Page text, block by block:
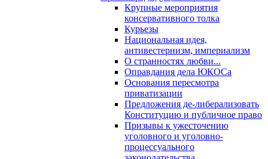
Крупные мероприятия
консервативного толка
Курьезы
Национальная идея,
антивестернизм, империализм
О странностях любви...
Оправдания дела ЮКОСа
Основания пересмотра
приватизации
Предложения де-либерализовать
Конституцию и публичное право
Призывы к ужесточению
уголовного и уголовно-
процессуального